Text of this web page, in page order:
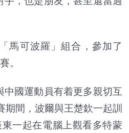
馬可波羅」組合，參加了
。
國運動員有着更多親切互
期間，波爾與王楚欽一起訓
一起在電腦上觀看多特蒙